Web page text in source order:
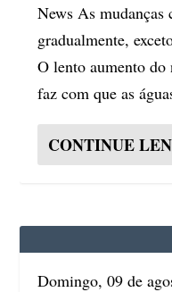
News As mudanças
gradualmente,
O lento aumento
faz com que as
CONTINUE
Domingo, 09 de